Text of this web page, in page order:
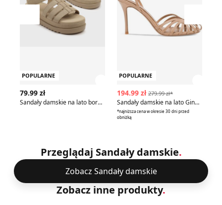
Przesuń w lewo
POPULARNE
79.99 zł
Sandały damskie na lato born2be
POPULARNE
194.99 zł 279.99 zł*
Sandały damskie na lato Gino Rossi
*najniższa cena w okresie 30 dni przed
obniżką
Przeglądaj Sandały damskie.
Zobacz Sandały damskie
Zobacz inne produkty.